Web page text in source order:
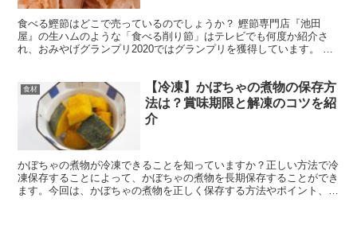
食べる鰹節はどこで売っているのでしょうか？ 鰹節専門店『池田
屋』の生ハムのような「食べる削り節」はテレビでも何度か紹介さ
れ、おみやげグランプリ2020ではグランプリを獲得しています。 今
食材
【冷凍】かぼちゃの煮物の保存方
法は？賞味期限と解凍のコツを紹
介
かぼちゃの煮物が冷凍できることを知っていますか？正しい方法で冷
凍保存することによって、かぼちゃの煮物を長期保存することができ
ます。今回は、かぼちゃの煮物を正しく保存する方法やポイント、賞